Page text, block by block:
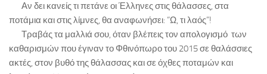
Αν δει κανείς τι πετάνε οι Έλληνες στις θάλασσες, στα
ποτάμια και στις λίμνες, θα αναφωνήσει: “Ω, τι λαός”!
Τραβάς τα μαλλιά σου, όταν βλέπεις τον απολογισμό των
καθαρισμών που έγιναν το Φθινόπωρο του 2015 σε θαλάσσιες
ακτές, στον βυθό της θάλασσας και σε όχθες ποταμών και